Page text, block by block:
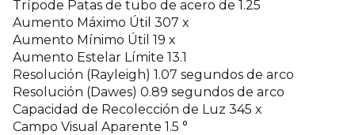
Trípode Patas de tubo de acero de 1.25
Aumento Máximo Útil 307 x
Aumento Mínimo Útil 19 x
Aumento Estelar Límite 13.1
Resolución (Rayleigh) 1.07 segundos de arco
Resolución (Dawes) 0.89 segundos de arco
Capacidad de Recolección de Luz 345 x
Campo Visual Aparente 1.5 °